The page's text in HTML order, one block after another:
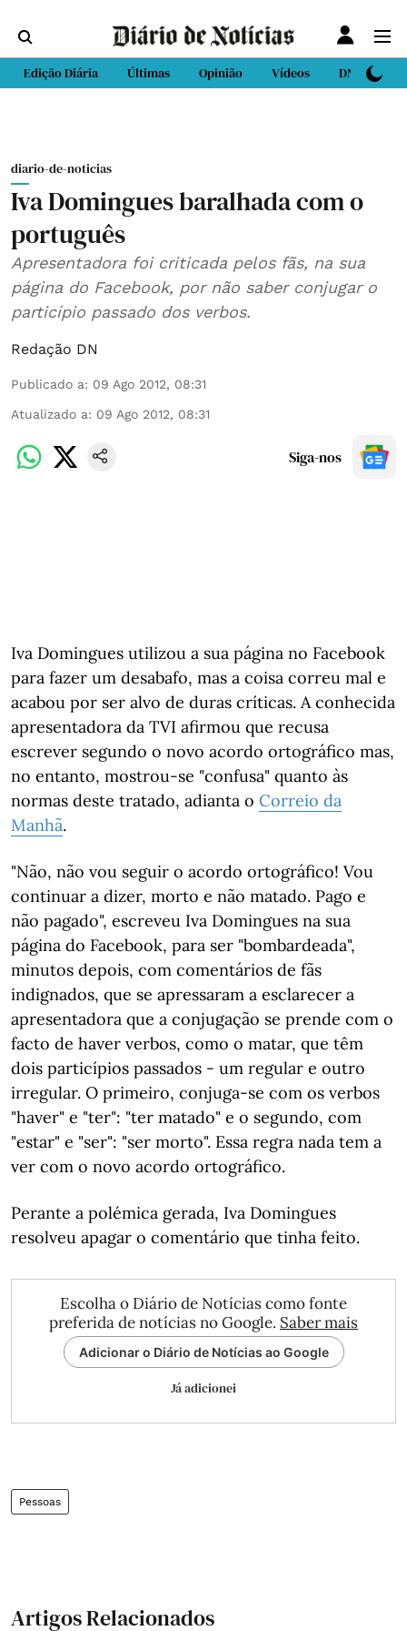
Edição Diária Últimas Opinião Vídeos DN Sport
diario-de-noticias
Iva Domingues baralhada com o
português
Apresentadora foi criticada pelos fãs, na sua
página do Facebook, por não saber conjugar o
particípio passado dos verbos.
Redação DN
Publicado a: 09 Ago 2012, 08:31
Atualizado a: 09 Ago 2012, 08:31
Siga-nos
Iva Domingues utilizou a sua página no Facebook
para fazer um desabafo, mas a coisa correu mal e
acabou por ser alvo de duras críticas. A conhecida
apresentadora da TVI afirmou que recusa
escrever segundo o novo acordo ortográfico mas,
no entanto, mostrou-se "confusa" quanto às
normas deste tratado, adianta o Correio da
Manhã.
"Não, não vou seguir o acordo ortográfico! Vou
continuar a dizer, morto e não matado. Pago e
não pagado", escreveu Iva Domingues na sua
página do Facebook, para ser "bombardeada",
minutos depois, com comentários de fãs
indignados, que se apressaram a esclarecer a
apresentadora que a conjugação se prende com o
facto de haver verbos, como o matar, que têm
dois particípios passados - um regular e outro
irregular. O primeiro, conjuga-se com os verbos
"haver" e "ter": "ter matado" e o segundo, com
"estar" e "ser": "ser morto". Essa regra nada tem a
ver com o novo acordo ortográfico.
Perante a polémica gerada, Iva Domingues
resolveu apagar o comentário que tinha feito.
Escolha o Diário de Notícias como fonte
preferida de notícias no Google. Saber mais
Adicionar o Diário de Notícias ao Google
Já adicionei
Pessoas
Artigos Relacionados